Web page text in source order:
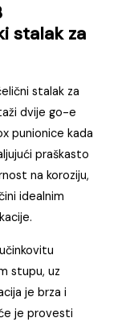
stalak za
stalak za
dvije go-e
punionice kada
praškasto
na koroziju,
idealnim
stupu, uz
je brza i
je provesti